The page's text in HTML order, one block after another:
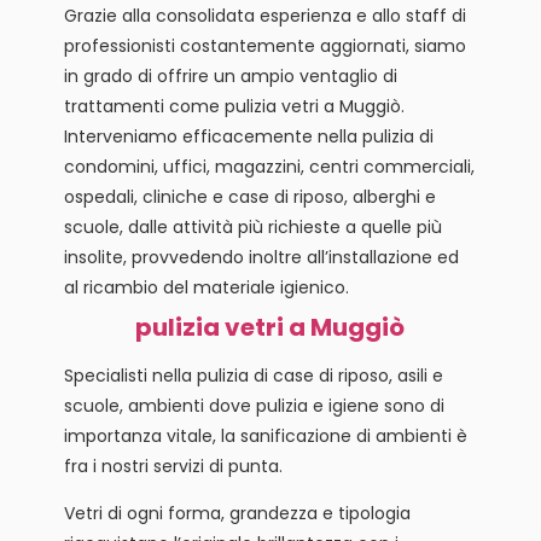
Grazie alla consolidata esperienza e allo staff di
professionisti costantemente aggiornati, siamo
in grado di offrire un ampio ventaglio di
trattamenti come pulizia vetri a Muggiò.
Interveniamo efficacemente nella pulizia di
condomini, uffici, magazzini, centri commerciali,
ospedali, cliniche e case di riposo, alberghi e
scuole, dalle attività più richieste a quelle più
insolite, provvedendo inoltre all’installazione ed
al ricambio del materiale igienico.
pulizia vetri a Muggiò
Specialisti nella pulizia di case di riposo, asili e
scuole, ambienti dove pulizia e igiene sono di
importanza vitale, la sanificazione di ambienti è
fra i nostri servizi di punta.
Vetri di ogni forma, grandezza e tipologia